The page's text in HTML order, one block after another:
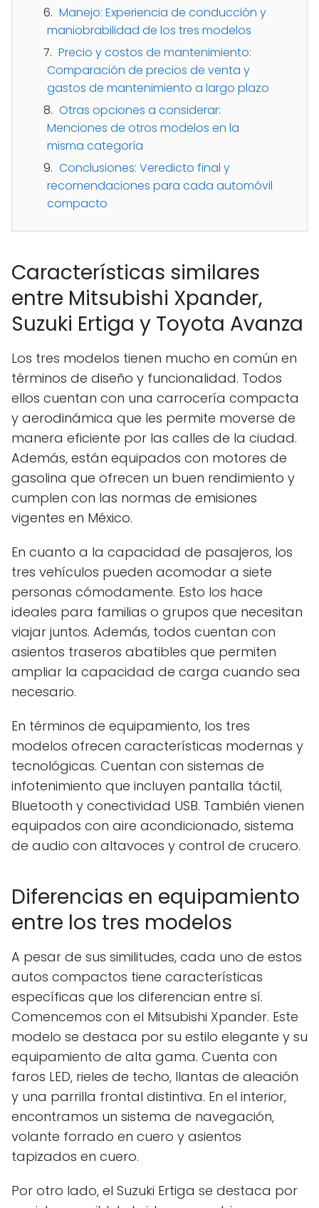
Manejo: Experiencia de conducción y
maniobrabilidad de los tres modelos
Precio y costos de mantenimiento:
Comparación de precios de venta y
gastos de mantenimiento a largo plazo
Otras opciones a considerar:
Menciones de otros modelos en la
misma categoría
Conclusiones: Veredicto final y
recomendaciones para cada automóvil
compacto
Características similares
entre Mitsubishi Xpander,
Suzuki Ertiga y Toyota Avanza
Los tres modelos tienen mucho en común en
términos de diseño y funcionalidad. Todos
ellos cuentan con una carrocería compacta
y aerodinámica que les permite moverse de
manera eficiente por las calles de la ciudad.
Además, están equipados con motores de
gasolina que ofrecen un buen rendimiento y
cumplen con las normas de emisiones
vigentes en México.
En cuanto a la capacidad de pasajeros, los
tres vehículos pueden acomodar a siete
personas cómodamente. Esto los hace
ideales para familias o grupos que necesitan
viajar juntos. Además, todos cuentan con
asientos traseros abatibles que permiten
ampliar la capacidad de carga cuando sea
necesario.
En términos de equipamiento, los tres
modelos ofrecen características modernas y
tecnológicas. Cuentan con sistemas de
infotenimiento que incluyen pantalla táctil,
Bluetooth y conectividad USB. También vienen
equipados con aire acondicionado, sistema
de audio con altavoces y control de crucero.
Diferencias en equipamiento
entre los tres modelos
A pesar de sus similitudes, cada uno de estos
autos compactos tiene características
específicas que los diferencian entre sí.
Comencemos con el Mitsubishi Xpander. Este
modelo se destaca por su estilo elegante y su
equipamiento de alta gama. Cuenta con
faros LED, rieles de techo, llantas de aleación
y una parrilla frontal distintiva. En el interior,
encontramos un sistema de navegación,
volante forrado en cuero y asientos
tapizados en cuero.
Por otro lado, el Suzuki Ertiga se destaca por